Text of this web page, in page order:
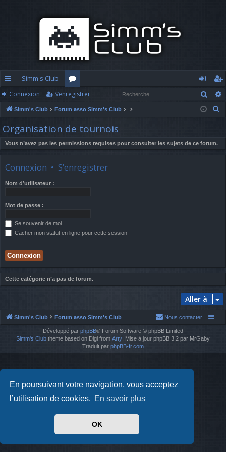
En poursuivant votre navigation, vous acceptez
l’utilisation de cookies. En savoir plus
OK
cc
ès
ra
pi
Simm's Club
or
u
m
s
o
n
ex
’e
nr
ist
Connexion S’enregistrer
Simm's Club Forum asso Simm's Club
Organisation de tournois
Vous n’avez pas les permissions requises pour consulter les sujets de ce forum.
Connexion • S’enregistrer
Nom d’utilisateur :
Mot de passe :
Se souvenir de moi
Cacher mon statut en ligne pour cette session
Cette catégorie n’a pas de forum.
Aller à
Simm's Club Forum asso Simm's Club Nous contacter
Développé par phpBB® Forum Software © phpBB Limited
Simm's Club theme based on Digi from Arty . Mise à jour phpBB 3.2 par MrGaby
Traduit par phpBB-fr.com